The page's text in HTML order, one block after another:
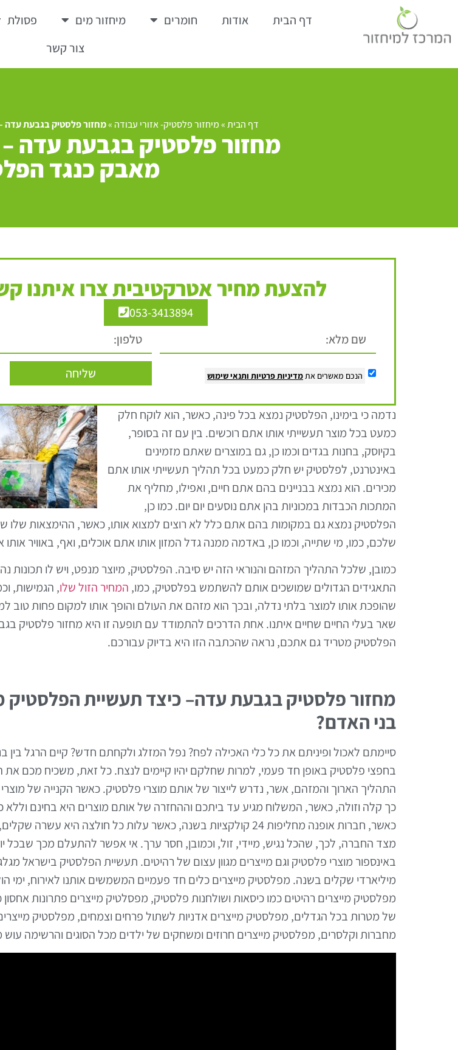
דף הבית אודות חומרים מיחזור מים פסולת
צור קשר
דף הבית»מיחזור פלסטיק- אזורי עבודה »מחזור פלסטיק בגבעת עדה
מחזור פלסטיק בגבעת עדה
מאבק כנגד
להצעת מחיר אטרקטיבית צרו איתנו
053-3413894
הנכם מאשרים אתמדיניות פרטיות ותנאי שימוש שליחה
נדמה כי בימינו, הפלסטיק נמצא בכל פינה, כאשר, הוא לוקח חלק
כמעט בכל מוצר תעשייתי אותו אתם רוכשים. בין עם זה בסופר,
בקיוסק, בחנות בגדים וכמו כן, גם במוצרים שאתם מזמינים
באינטרנט, לפלסטיק יש חלק כמעט בכל תהליך תעשייתי אותו אתם
מכירים. הוא נמצא בבניינים בהם אתם חיים, ואפילו, מחליף את
המתכות הכבדות במכוניות בהן אתם נוסעים יום יום. כמו כן,
הפלסטיק נמצא גם במקומות בהם אתם כלל לא רוצים למצוא אותו, כאשר, ההימצאות שלו
שלכם, כמו, מי שתייה, וכמו כן, באדמה ממנה גדל המזון אותו אתם אוכלים, ואף, באוויר
כמובן, שלכל התהליך המזהם והנוראי הזה יש סיבה. הפלסטיק, מיוצר מנפט, ויש לו תכונות
התאגידים הגדולים שמושכים אותם להשתמש בפלסטיק, כמו, המחיר הזול שלו, הגמישות,
שהופכת אותו למוצר בלתי נדלה, ובכך הוא מזהם את העולם והופך אותו למקום פחות טוב
שאר בעלי החיים שחיים איתנו. אחת הדרכים להתמודד עם תופעה זו היא מחזור פלסטיק
הפלסטיק מטריד גם אתכם, נראה שהכתבה הזו היא בדיוק עבורכם.
מחזור פלסטיק בגבעת עדה– כיצד תעשיית
בני האדם?
סיימתם לאכול ופיניתם את כל כלי האכילה לפח? נפל המזלג ולקחתם חדש? קיים הרגל
בחפצי פלסטיק באופן חד פעמי, למרות שחלקם יהיו קיימים לנצח. כל זאת, משכיח מכם
התהליך הארוך והמזהם, אשר, נדרש לייצור של אותם מוצרי פלסטיק. כאשר הקנייה של
כך קלה וזולה, כאשר, המשלוח מגיע עד ביתכם וההחזרה של אותם מוצרים היא בחינם וללא
כאשר, חברות אופנה מחליפות 24 קולקציות בשנה, כאשר עלות כל חולצה היא
מצד החברה, לכך, שהכל נגיש, מיידי, זול, וכמובן, חסר ערך. אי אפשר להתעלם מכך שבכל
באינספור מוצרי פלסטיק וגם מייצרים מגוון עצום של רהיטים. תעשיית הפלסטיק בישראל
מיליארדי שקלים בשנה. מפלסטיק מייצרים כלים חד פעמיים המשמשים אותנו לאירוח, ימי
מפלסטיק מייצרים רהיטים כמו כיסאות ושולחנות פלסטיק, מפסלטיק מייצרים פתרונות אחסון
של מטרות בכל הגדלים, מפלסטיק מייצרים אדניות לשתול פרחים וצמחים, מפלסטיק
מחברות וקלסרים, מפלסטיק מייצרים חרוזים ומשחקים של ילדים מכל הסוגים והרשימה